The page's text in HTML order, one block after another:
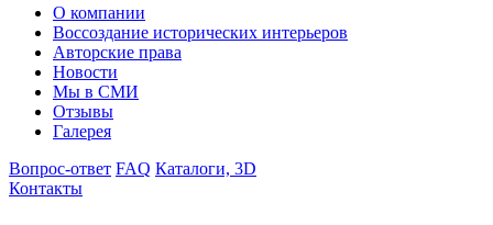
О компании
Воссоздание исторических интерьеров
Авторские права
Новости
Мы в СМИ
Отзывы
Галерея
Вопрос-ответ FAQ Каталоги, 3D
Контакты